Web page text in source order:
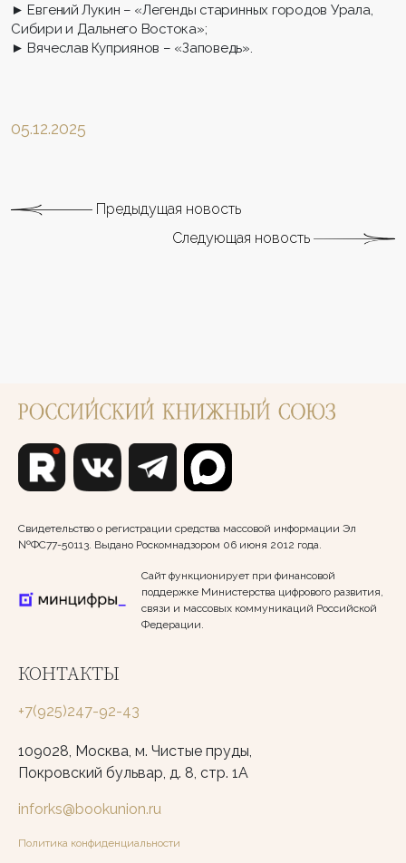
► Евгений Лукин – «Легенды старинных городов Урала,
Сибири и Дальнего Востока»;
► Вячеслав Куприянов – «Заповедь».
05.12.2025
Предыдущая новость
Следующая новость
Свидетельство о регистрации средства массовой информации Эл
№ФС77-50113. Выдано Роскомнадзором 06 июня 2012 года.
Сайт функционирует при финансовой
поддержке Министерства цифрового развития,
связи и массовых коммуникаций Российской
Федерации.
КОНТАКТЫ
+7(925)247-92-43
109028, Москва, м. Чистые пруды,
Покровский бульвар, д. 8, стр. 1А
inforks@bookunion.ru
Политика конфиденциальности